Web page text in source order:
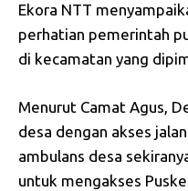
Ekora NTT
perhatian pemerintah
di kecamatan yang
Menurut Camat Agus,
desa dengan akses
ambulans desa
untuk mengakses